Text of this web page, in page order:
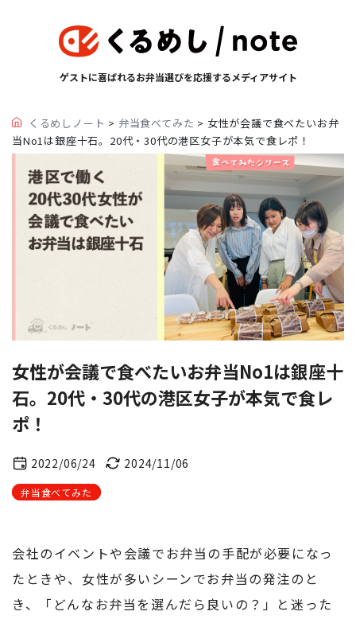
ゲストに喜ばれるお弁当選びを応援するメディアサイト
くるめしノート > 弁当食べてみた > 女性が会議で食べたいお弁
当No1は銀座十石。20代・30代の港区女子が本気で食レポ！
女性が会議で食べたいお弁当No1は銀座十
石。20代・30代の港区女子が本気で食レ
ポ！
2022/06/24 2024/11/06
弁当食べてみた
会社のイベントや会議でお弁当の手配が必要になっ
たときや、女性が多いシーンでお弁当の発注のと
き、「どんなお弁当を選んだら良いの？」と迷った